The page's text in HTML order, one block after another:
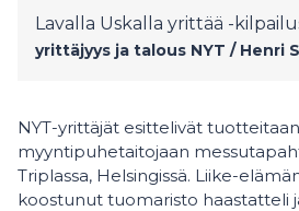
Lavalla Uskalla yrittää -
yrittäjyys ja talous NYT / Henri
NYT-yrittäjät esittelivät
myyntipuhetaitojaan
Triplassa, Helsingissä. Liike-
koostunut tuomaristo haastatteli